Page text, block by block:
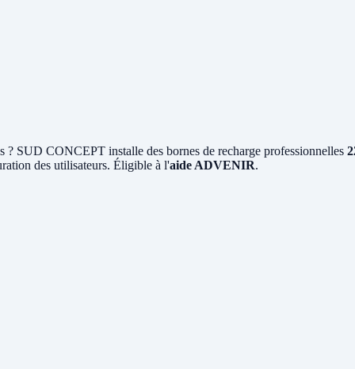
? SUD CONCEPT installe des bornes de recharge professionnelles
des utilisateurs. Éligible à l'aide ADVENIR.